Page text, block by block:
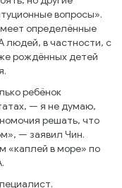
вопросы».
определённые
людей, в частности, с
рождённых детей
ребёнок
— я не думаю,
решать, что
— заявил Чин.
«каплей в море» по